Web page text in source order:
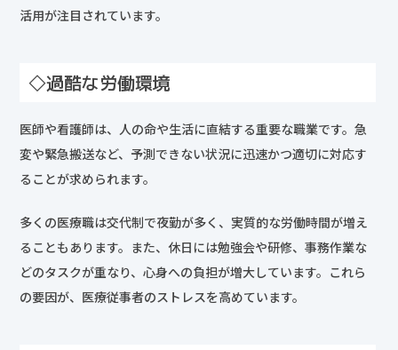
活用が注目されています。
◇過酷な労働環境
医師や看護師は、人の命や生活に直結する重要な職業です。急
変や緊急搬送など、予測できない状況に迅速かつ適切に対応す
ることが求められます。
多くの医療職は交代制で夜勤が多く、実質的な労働時間が増え
ることもあります。また、休日には勉強会や研修、事務作業な
どのタスクが重なり、心身への負担が増大しています。これら
の要因が、医療従事者のストレスを高めています。